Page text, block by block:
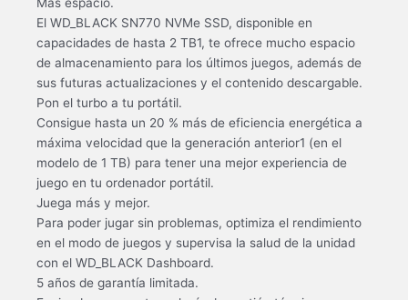
El WD_BLACK SN770 NVMe SSD, disponible en
capacidades de hasta 2 TB1, te ofrece mucho espacio
de almacenamiento para los últimos juegos, además de
sus futuras actualizaciones y el contenido descargable.
Pon el turbo a tu portátil.
Consigue hasta un 20 % más de eficiencia energética a
máxima velocidad que la generación anterior1 (en el
modelo de 1 TB) para tener una mejor experiencia de
juego en tu ordenador portátil.
Juega más y mejor.
Para poder jugar sin problemas, optimiza el rendimiento
en el modo de juegos y supervisa la salud de la unidad
con el WD_BLACK Dashboard.
5 años de garantía limitada.